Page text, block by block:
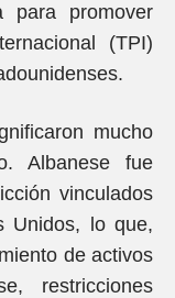
para promover
(TPI)
mucho
Albanese fue
vinculados
Unidos, lo que,
de activos
restricciones